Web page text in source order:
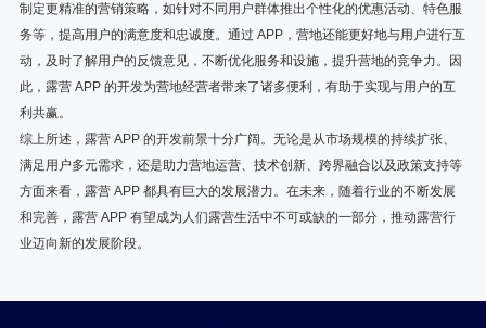
制定更精准的营销策略，如针对不同用户群体推出个性化的优惠活动、特色服
务等，提高用户的满意度和忠诚度。通过 APP，营地还能更好地与用户进行互
动，及时了解用户的反馈意见，不断优化服务和设施，提升营地的竞争力。因
此，露营 APP 的开发为营地经营者带来了诸多便利，有助于实现与用户的互
利共赢。
综上所述，露营 APP 的开发前景十分广阔。无论是从市场规模的持续扩张、
满足用户多元需求，还是助力营地运营、技术创新、跨界融合以及政策支持等
方面来看，露营 APP 都具有巨大的发展潜力。在未来，随着行业的不断发展
和完善，露营 APP 有望成为人们露营生活中不可或缺的一部分，推动露营行
业迈向新的发展阶段。